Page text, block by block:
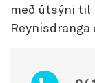
með útsýni